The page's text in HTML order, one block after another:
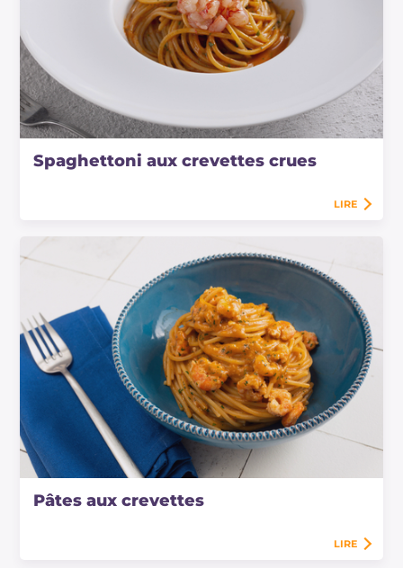
Spaghettoni aux crevettes crues
LIRE
Pâtes aux crevettes
LIRE